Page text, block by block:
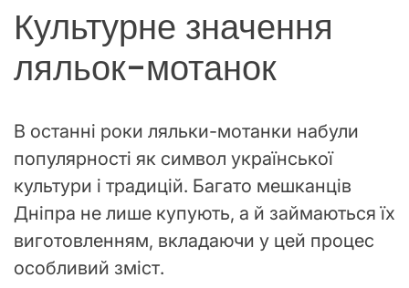
Культурне значення
ляльок-мотанок
В останні роки ляльки-мотанки набули
популярності як символ української
культури і традицій. Багато мешканців
Дніпра не лише купують, а й займаються їх
виготовленням, вкладаючи у цей процес
особливий зміст.